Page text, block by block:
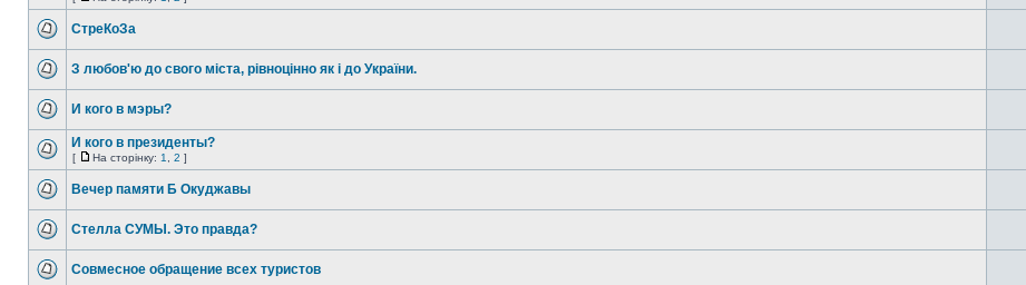
СтреКоЗа
З любов'ю до свого міста, рівноцінно як і до України.
И кого в мэры?
И кого в президенты?
[ На сторінку: 1 2 ]
Вечер памяти Б Окуджавы
Стелла СУМЫ. Это правда?
Совмесное обращение всех туристов